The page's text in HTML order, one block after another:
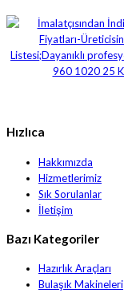
Hızlıca
Hakkımızda
Hizmetlerimiz
Sık Sorulanlar
İletişim
Bazı Kategoriler
Hazırlık Araçları
Bulaşık Makineleri